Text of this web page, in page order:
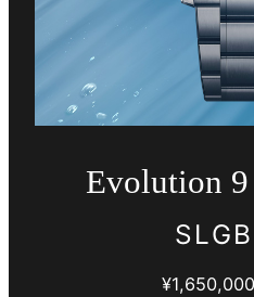
Evolution
¥1,650,000